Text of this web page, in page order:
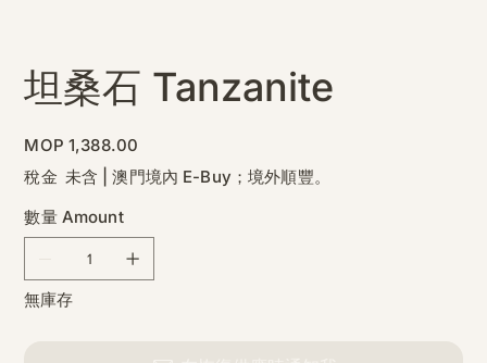
坦桑石 Tanzanite
價
格
MOP 1,388.00
稅金 未含
澳門境內 E-Buy；境外順豐。
數量 Amount
無庫存